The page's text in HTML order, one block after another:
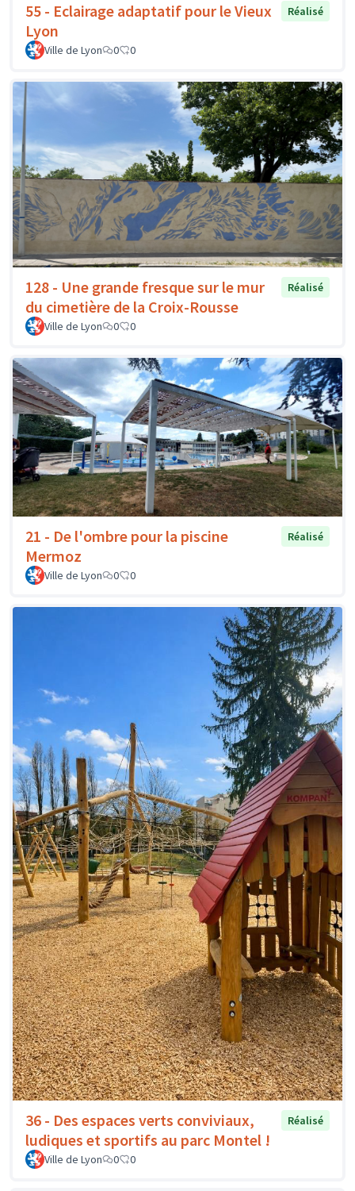
55 - Eclairage adaptatif pour le Vieux
Lyon
Réalisé
Ville de Lyon 0 0
128 - Une grande fresque sur le mur
du cimetière de la Croix-Rousse
Réalisé
Ville de Lyon 0 0
21 - De l'ombre pour la piscine
Mermoz
Réalisé
Ville de Lyon 0 0
36 - Des espaces verts conviviaux,
ludiques et sportifs au parc Montel !
Réalisé
Ville de Lyon 0 0